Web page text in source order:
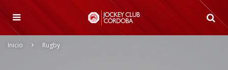
Inicio Rugby